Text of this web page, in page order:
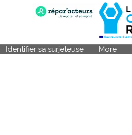
Identifier sa surjeteuse More